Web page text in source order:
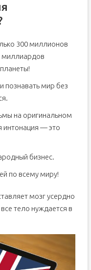
300 миллионов
миллиардов
познавать мир без
на оригинальном
интонация — это
бизнес.
по всему миру!
мозг усердно
тело нуждается в